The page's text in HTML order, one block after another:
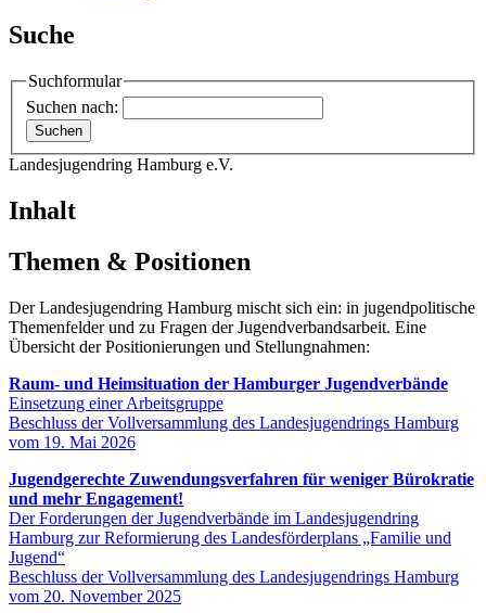
Suche
Suchformular
Suchen nach:
Landesjugendring Hamburg e.V.
Inhalt
Themen & Positionen
Der Landesjugendring Hamburg mischt sich ein: in jugendpolitische
Themenfelder und zu Fragen der Jugendverbandsarbeit. Eine
Übersicht der Positionierungen und Stellungnahmen:
Raum- und Heimsituation der Hamburger Jugendverbände
Einsetzung einer Arbeitsgruppe
Beschluss der Vollversammlung des Landesjugendrings Hamburg
vom 19. Mai 2026
Jugendgerechte Zuwendungsverfahren für weniger Bürokratie
und mehr Engagement!
Der Forderungen der Jugendverbände im Landesjugendring
Hamburg zur Reformierung des Landesförderplans „Familie und
Jugend“
Beschluss der Vollversammlung des Landesjugendrings Hamburg
vom 20. November 2025